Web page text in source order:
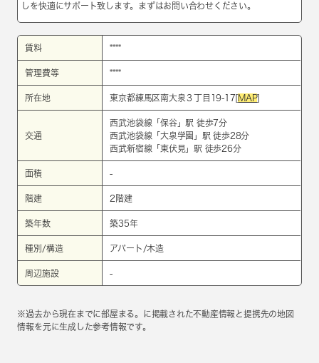
しを快適にサポート致します。まずはお問い合わせください。
賃料 ****
管理費等 ****
所在地 東京都練馬区南大泉３丁目19-17[ MAP]
交通
西武池袋線 「保谷」駅 徒歩7分
西武池袋線 「大泉学園 」駅 徒歩28分
西武新宿線 「 東伏見」駅 徒歩26分
面積 -
階建 2階建
築年数 築35年
種別/構造 アパート/木造
周辺施設 -
※過去から現在までに部屋まる。に掲載された不動産情報と提携先の地図
情報を元に生成した参考情報です。